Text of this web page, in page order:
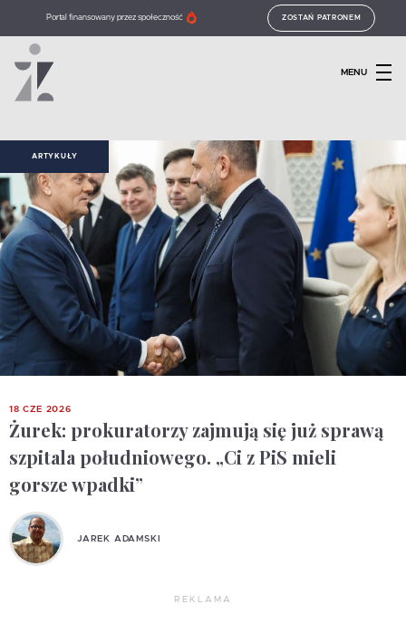
Portal finansowany przez społeczność ZOSTAŃ PATRONEM
MENU
ARTYKUŁY
18 CZE 2026
Żurek: prokuratorzy zajmują się już sprawą
szpitala południowego. „Ci z PiS mieli
gorsze wpadki”
JAREK ADAMSKI
REKLAMA